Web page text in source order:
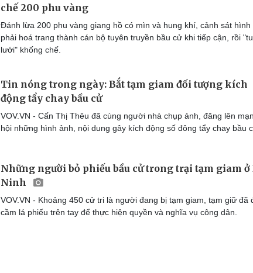
chế 200 phu vàng
Đánh lừa 200 phu vàng giang hồ có mìn và hung khí, cảnh sát hình
phải hoá trang thành cán bộ tuyên truyền bầu cử khi tiếp cận, rồi
lưới" khống chế.
Tin nóng trong ngày: Bắt tạm giam đối tượng kích
động tẩy chay bầu cử
VOV.VN - Cấn Thị Thêu đã cùng người nhà chụp ảnh, đăng lên
hội những hình ảnh, nội dung gây kích động số đông tẩy chay bầu
Những người bỏ phiếu bầu cử trong trại tạm giam ở
Ninh
VOV.VN - Khoảng 450 cử tri là người đang bị tạm giam, tạm giữ đã
cầm lá phiếu trên tay để thực hiện quyền và nghĩa vụ công dân.